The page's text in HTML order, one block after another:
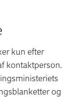
kun efter
kontaktperson.
og